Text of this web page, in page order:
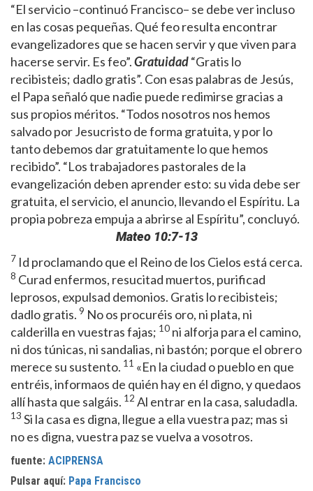
“El servicio –continuó Francisco– se debe ver incluso
en las cosas pequeñas. Qué feo resulta encontrar
evangelizadores que se hacen servir y que viven para
hacerse servir. Es feo”.Gratuidad“Gratis lo
recibisteis; dadlo gratis”. Con esas palabras de Jesús,
el Papa señaló que nadie puede redimirse gracias a
sus propios méritos. “Todos nosotros nos hemos
salvado por Jesucristo de forma gratuita, y por lo
tanto debemos dar gratuitamente lo que hemos
recibido”. “Los trabajadores pastorales de la
evangelización deben aprender esto: su vida debe ser
gratuita, el servicio, el anuncio, llevando el Espíritu. La
propia pobreza empuja a abrirse al Espíritu”, concluyó.
Mateo 10:7-13
7 Id proclamando que el Reino de los Cielos está cerca.
8 Curad enfermos, resucitad muertos, purificad
leprosos, expulsad demonios. Gratis lo recibisteis;
dadlo gratis. 9 No os procuréis oro, ni plata, ni
calderilla en vuestras fajas; 10 ni alforja para el camino,
ni dos túnicas, ni sandalias, ni bastón; porque el obrero
merece su sustento. 11 «En la ciudad o pueblo en que
entréis, informaos de quién hay en él digno, y quedaos
allí hasta que salgáis. 12 Al entrar en la casa, saludadla.
13 Si la casa es digna, llegue a ella vuestra paz; mas si
no es digna, vuestra paz se vuelva a vosotros.
fuente: ACIPRENSA
Pulsar aquí: Papa Francisco